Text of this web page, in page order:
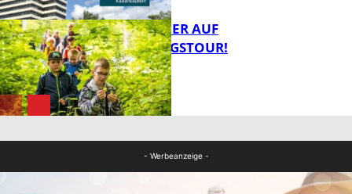
FB News
MIT DEM JÄGER AUF
ENTDECKUNGSTOUR!
- Werbeanzeige -